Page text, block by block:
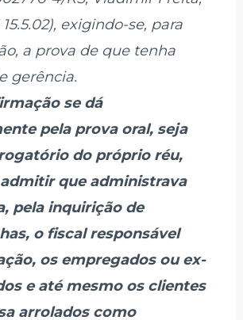
15.5.02), exigindo-se, para
a prova de que tenha
gerência.
se dá
pela prova oral, seja
do próprio réu,
que administrava
pela inquirição de
o fiscal responsável
os empregados ou ex-
e até mesmo os clientes
arrolados como